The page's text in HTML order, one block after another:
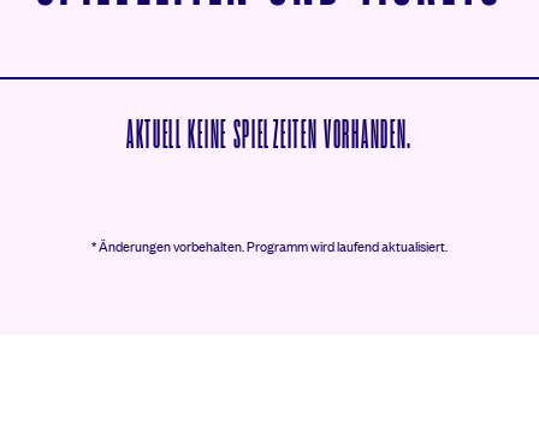
AKTUELL KEINE SPIELZEITEN VORHANDEN.
* Änderungen vorbehalten.Programm wird laufend aktualisiert.